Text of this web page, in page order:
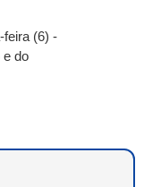
feira (6) -
e do